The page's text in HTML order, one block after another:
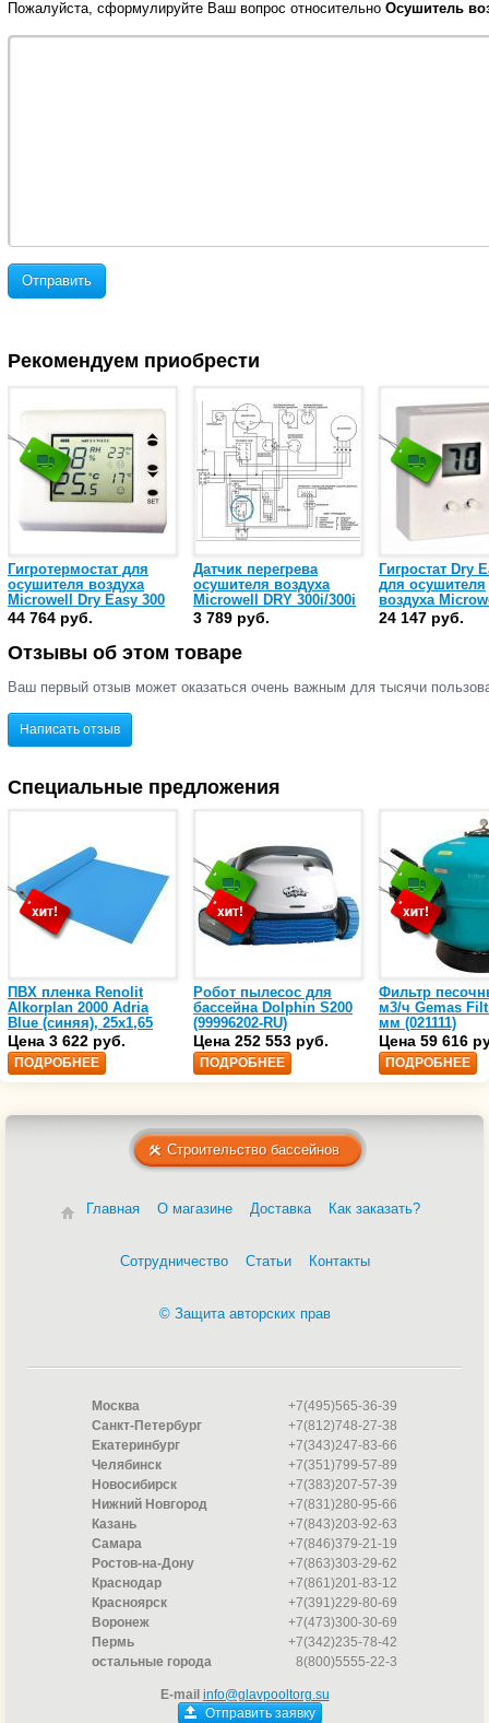
Пожалуйста, сформулируйте Ваш вопрос относительно Осушитель
Отправить
Рекомендуем приобрести
Гигротермостат для
осушителя воздуха
Microwell Dry Easy 300
44 764 руб.
Датчик перегрева
осушителя воздуха
Microwell DRY 300i/300i
Silver
3 789 руб.
Гигростат Dry
для осушителя
воздуха
300i
24 147 руб.
Отзывы об этом товаре
Ваш первый отзыв может оказаться очень важным для тысячи
Написать отзыв
Специальные предложения
ПВХ пленка Renolit
Alkorplan 2000 Adria
Blue (синяя), 25х1,65
(35216203)
Цена 3 622 руб.
ПОДРОБНЕЕ
Робот пылесос для
бассейна Dolphin S200
(99996202-RU)
Цена 252 553 руб.
ПОДРОБНЕЕ
Фильтр
м3/ч Gemas
мм (021111)
Цена 59 616
ПОДРОБНЕЕ
Строительство бассейнов
Главная О магазине Доставка Как заказать?
Сотрудничество Статьи Контакты
© Защита авторских прав
Москва
+7(495)565-36-39
Санкт-Петербург
+7(812)748-27-38
Екатеринбург
+7(343)247-83-66
Челябинск
+7(351)799-57-89
Новосибирск
+7(383)207-57-39
Нижний Новгород
+7(831)280-95-66
Казань
+7(843)203-92-63
Самара
+7(846)379-21-19
Ростов-на-Дону
+7(863)303-29-62
Краснодар
+7(861)201-83-12
Красноярск
+7(391)229-80-69
Воронеж
+7(473)300-30-69
Пермь
+7(342)235-78-42
остальные города
8(800)5555-22-3
E-mail info@glavpooltorg.su
Отправить заявку